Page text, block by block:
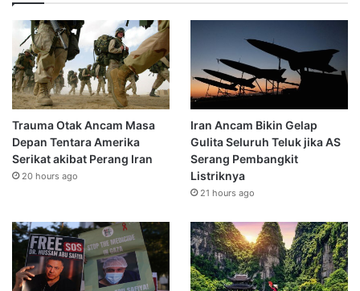
Trauma Otak Ancam Masa
Depan Tentara Amerika
Serikat akibat Perang Iran
20 hours ago
Iran Ancam Bikin Gelap
Gulita Seluruh Teluk jika AS
Serang Pembangkit
Listriknya
21 hours ago